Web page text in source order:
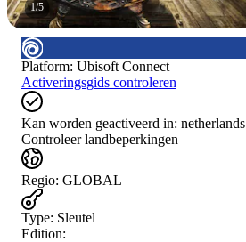
1/5
Platform: Ubisoft Connect
Activeringsgids controleren
Kan worden geactiveerd in: netherlands
Controleer landbeperkingen
Regio: GLOBAL
Type: Sleutel
Edition: